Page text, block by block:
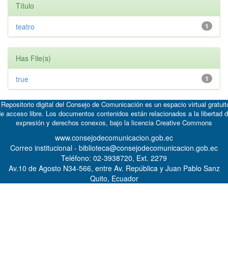
Título
1
teatro
Has File(s)
1
true
digital del Consejo de Comunicación es un espacio virtual
acceso libre. Los documentos contenidos están relacionados a la libertad
expresión y derechos conexos, bajo la licencia Creative Commons
www.consejodecomunicacion.gob.ec
Correo institucional - biblioteca@consejodecomunicacion.gob.ec
Teléfono: 02-3938720, Ext. 2279
Av.10 de Agosto N34-566, entre Av. República y Juan Pablo Sanz
Quito, Ecuador